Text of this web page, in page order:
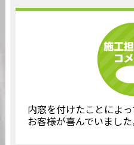
内窓を付けたことによ
お客様が喜んでいました